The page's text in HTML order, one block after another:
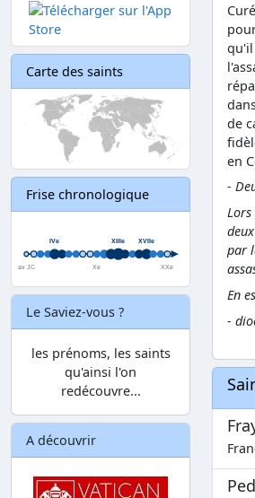
Carte des saints
Frise chronologique
Le Saviez-vous ?
les prénoms, les saints
qu'ainsi l'on
redécouvre...
A découvrir
qu'il
de
en
-
Lors
par
En
-